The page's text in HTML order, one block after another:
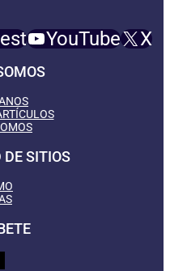
YouTube X
DE SITIOS